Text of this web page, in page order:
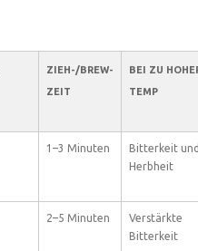
ZIEH-/BREW-
ZEIT
BEI ZU
TEMP
1–3 Minuten
Bitterkeit
Herbheit
2–5 Minuten
Verstärkte
Bitterkeit